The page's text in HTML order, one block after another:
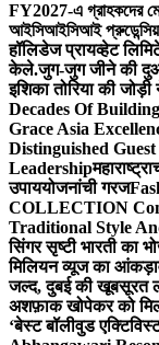
FY2027-এ গ্রাহকদের
আইসিআইসিআই
हॉलिडेज प्रायव्हेट
केले.जुग-जुग जीने की दुआ
इशिका तोरिया की
Decades Of
Grace Asia
Distinguished
Leadership
उपाययोजनांची गरज
COLLECTION
Traditional Style
सिंगर सृष्टी भारती का
मिलियन व्यूज का आंकड़ा
जल्द, दुबई की खूबसूरत
अशफ़ाक खोपेकर को
‘बेस्ट बॉलीवुड